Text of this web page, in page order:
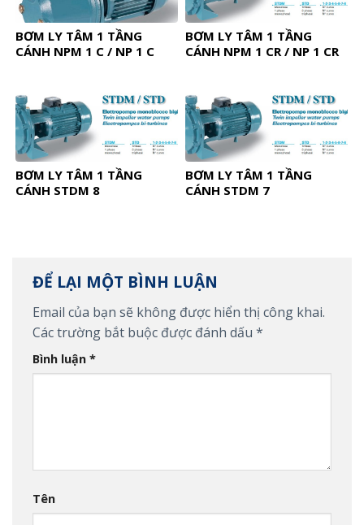
BƠM LY TÂM 1 TẦNG
CÁNH NPM 1 C / NP 1 C
BƠM LY TÂM 1 TẦNG
CÁNH NPM 1 CR / NP 1 CR
BƠM LY TÂM 1 TẦNG
CÁNH STDM 8
BƠM LY TÂM 1 TẦNG
CÁNH STDM 7
ĐỂ LẠI MỘT BÌNH LUẬN
Email của bạn sẽ không được hiển thị công khai.
Các trường bắt buộc được đánh dấu *
Bình luận *
Tên